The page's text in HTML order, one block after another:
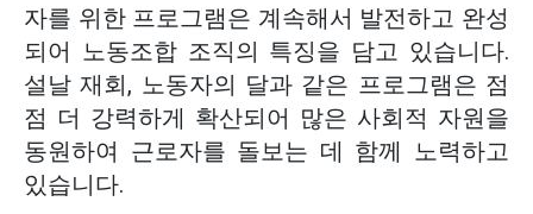
자를 위한 프로그램은 계속해서 발전하고 완성
되어 노동조합 조직의 특징을 담고 있습니다.
설날 재회, 노동자의 달과 같은 프로그램은 점
점 더 강력하게 확산되어 많은 사회적 자원을
동원하여 근로자를 돌보는 데 함께 노력하고
있습니다.